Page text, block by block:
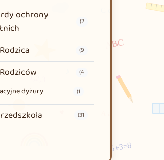
ochrony
(2
(9
(4
dyżury (1
(31